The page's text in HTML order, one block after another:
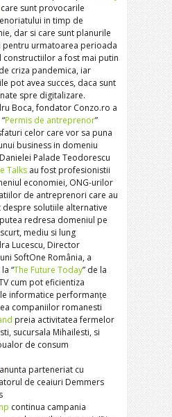
care sunt provocarile
in timp de
dar si care sunt planurile
pentru urmatoarea perioada
constructiilor a fost mai putin
criza pandemica, iar
pot avea succes, daca sunt
spre digitalizare.
Boca, fondator Conzo.ro a
Permis de antreprenor”
celor care vor sa puna
business in domeniu
Palade Teodorescu
Talks au fost profesionistii
economiei, ONG-urilor
de antreprenori care au
despre solutiile alternative
redresa domeniul pe
mediu si lung
Lucescu, Director
SoftOne România, a
“The Future Today” de la
cum pot eficientiza
informatice performanțe
companiilor romanesti
preia activitatea fermelor
sucursala Mihailesti, si
de consum
anunta parteneriat cu
de ceaiuri Demmers
continua campania